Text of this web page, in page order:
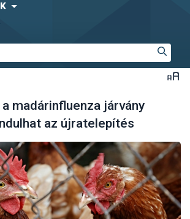
madárinfluenza járvány
az újratelepítés